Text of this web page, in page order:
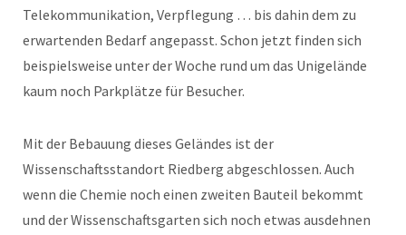
Telekommunikation, Verpflegung … bis dahin dem zu
erwartenden Bedarf angepasst. Schon jetzt finden sich
beispielsweise unter der Woche rund um das Unigelände
kaum noch Parkplätze für Besucher.
Mit der Bebauung dieses Geländes ist der
Wissenschaftsstandort Riedberg abgeschlossen. Auch
wenn die Chemie noch einen zweiten Bauteil bekommt
und der Wissenschaftsgarten sich noch etwas ausdehnen